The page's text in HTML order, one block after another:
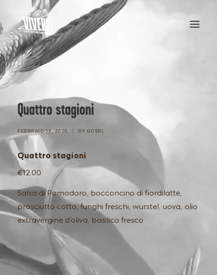
HOME
MENU
Quattro stagioni
FEBBRAIO 13, 2026 BY GOSRL
Quattro stagioni
€12.00
Salsa di Pomodoro, bocconcino di fiordilatte,
prosciutto cotto, funghi freschi, wurstel, uova, olio
extravergine d’oliva, basilico fresco